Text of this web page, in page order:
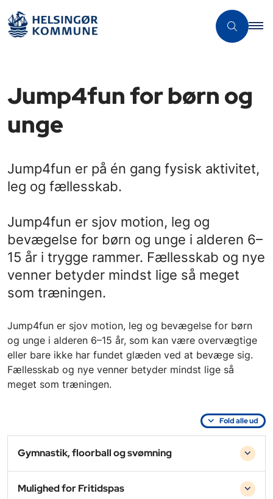
Jump4fun for børn og
unge
Jump4fun er på én gang fysisk aktivitet,
leg og fællesskab.
Jump4fun er sjov motion, leg og
bevægelse for børn og unge i alderen 6–
15 år i trygge rammer. Fællesskab og nye
venner betyder mindst lige så meget
som træningen.
Jump4fun er sjov motion, leg og bevægelse for børn
og unge i alderen 6–15 år, som kan være overvægtige
eller bare ikke har fundet glæden ved at bevæge sig.
Fællesskab og nye venner betyder mindst lige så
meget som træningen.
Fold alle ud
Gymnastik, floorball og svømning
Mulighed for Fritidspas